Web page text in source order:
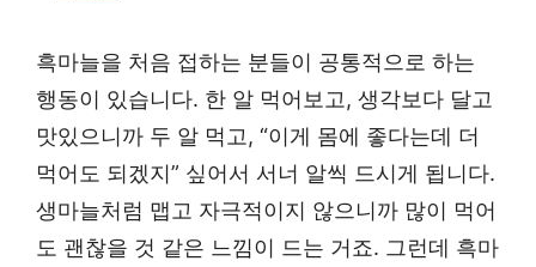
흑마늘을 처음 접하는 분들이 공통적으로 하는
행동이 있습니다. 한 알 먹어보고, 생각보다 달고
맛있으니까 두 알 먹고, “이게 몸에 좋다는데 더
먹어도 되겠지” 싶어서 서너 알씩 드시게 됩니다.
생마늘처럼 맵고 자극적이지 않으니까 많이 먹어
도 괜찮을 것 같은 느낌이 드는 거죠. 그런데 흑마